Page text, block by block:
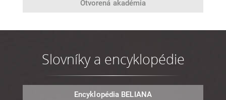
Otvorená akadémia
Slovníky a encyklopédie
Encyklopédia BELIANA